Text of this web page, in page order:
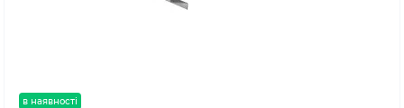
в наявності